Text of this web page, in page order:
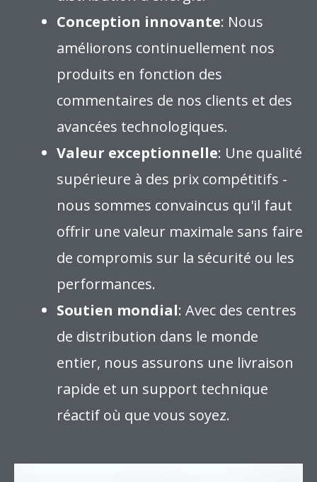
Conception innovante: Nous
améliorons continuellement nos
produits en fonction des
commentaires de nos clients et des
avancées technologiques.
Valeur exceptionnelle: Une qualité
supérieure à des prix compétitifs -
nous sommes convaincus qu'il faut
offrir une valeur maximale sans faire
de compromis sur la sécurité ou les
performances.
Soutien mondial: Avec des centres
de distribution dans le monde
entier, nous assurons une livraison
rapide et un support technique
réactif où que vous soyez.